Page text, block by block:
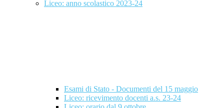
Liceo: anno scolastico 2023-24
Esami di Stato - Documenti del 15 maggio
Liceo: ricevimento docenti a.s. 23-24